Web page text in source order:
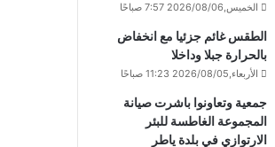
الخميس,2026/08/06 7:57 صباحًا
الطقس غائم جزئيا مع انخفاض
بالحرارة جبلا وداخلا
الأربعاء,2026/08/05 11:23 صباحًا
جمعية وتعاونوا باشرت صيانة
المجموعة الغاطسة للبئر
الارتوازي في بلدة ياطر